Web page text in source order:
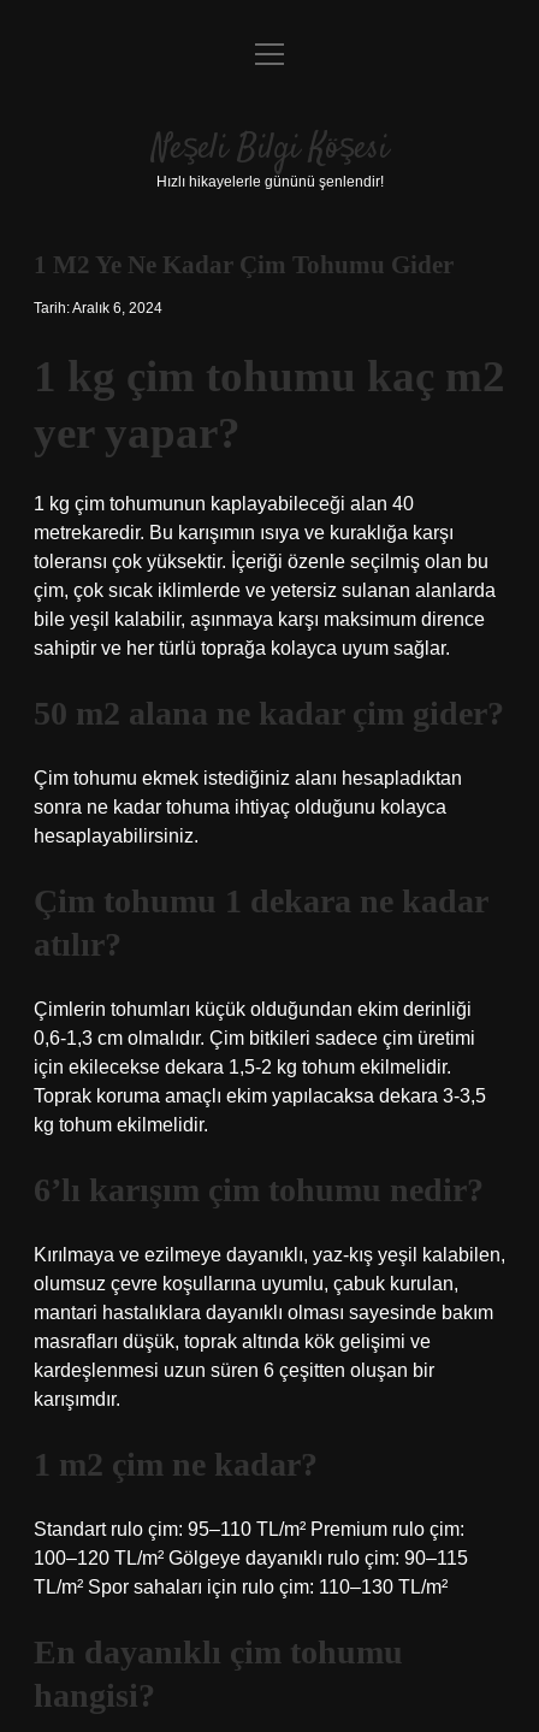
Anasayfa
Yasal Uyarı
menüyü
Neşeli Bilgi Köşesi
Hızlı hikayelerle gününü şenlendir!
1 M2 Ye Ne Kadar Çim Tohumu Gider
Tarih: Aralık 6, 2024
1 kg çim tohumu kaç m2
yer yapar?
1 kg çim tohumunun kaplayabileceği alan 40
metrekaredir. Bu karışımın ısıya ve kuraklığa karşı
toleransı çok yüksektir. İçeriği özenle seçilmiş olan bu
çim, çok sıcak iklimlerde ve yetersiz sulanan alanlarda
bile yeşil kalabilir, aşınmaya karşı maksimum dirence
sahiptir ve her türlü toprağa kolayca uyum sağlar.
50 m2 alana ne kadar çim gider?
Çim tohumu ekmek istediğiniz alanı hesapladıktan
sonra ne kadar tohuma ihtiyaç olduğunu kolayca
hesaplayabilirsiniz.
Çim tohumu 1 dekara ne kadar
atılır?
Çimlerin tohumları küçük olduğundan ekim derinliği
0,6-1,3 cm olmalıdır. Çim bitkileri sadece çim üretimi
için ekilecekse dekara 1,5-2 kg tohum ekilmelidir.
Toprak koruma amaçlı ekim yapılacaksa dekara 3-3,5
kg tohum ekilmelidir.
6’lı karışım çim tohumu nedir?
Kırılmaya ve ezilmeye dayanıklı, yaz-kış yeşil kalabilen,
olumsuz çevre koşullarına uyumlu, çabuk kurulan,
mantari hastalıklara dayanıklı olması sayesinde bakım
masrafları düşük, toprak altında kök gelişimi ve
kardeşlenmesi uzun süren 6 çeşitten oluşan bir
karışımdır.
1 m2 çim ne kadar?
Standart rulo çim: 95–110 TL/m² Premium rulo çim:
100–120 TL/m² Gölgeye dayanıklı rulo çim: 90–115
TL/m² Spor sahaları için rulo çim: 110–130 TL/m²
En dayanıklı çim tohumu
hangisi?